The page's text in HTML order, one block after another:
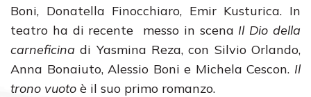
Boni, Donatella Finocchiaro, Emir Kusturica. In
teatro ha di recente messo in scena Il Dio della
carneficina di Yasmina Reza, con Silvio Orlando,
Anna Bonaiuto, Alessio Boni e Michela Cescon. Il
trono vuoto è il suo primo romanzo.